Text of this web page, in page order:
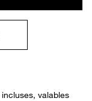
incluses, valables